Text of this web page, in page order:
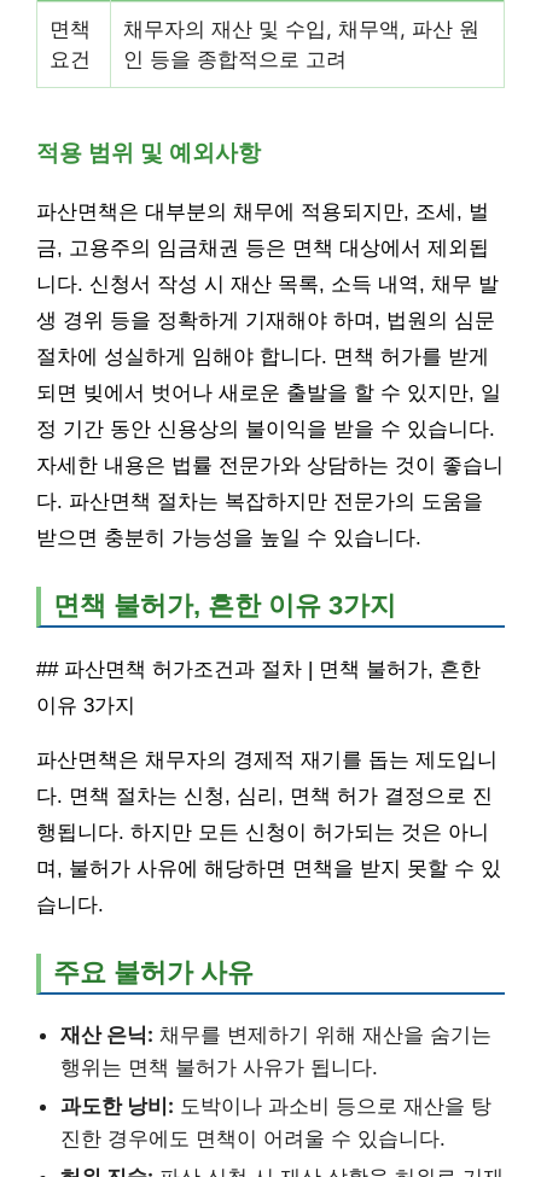
면책
요건
채무자의 재산 및 수입, 채무액, 파산 원
인 등을 종합적으로 고려
적용 범위 및 예외사항
파산면책은 대부분의 채무에 적용되지만, 조세, 벌
금, 고용주의 임금채권 등은 면책 대상에서 제외됩
니다. 신청서 작성 시 재산 목록, 소득 내역, 채무 발
생 경위 등을 정확하게 기재해야 하며, 법원의 심문
절차에 성실하게 임해야 합니다. 면책 허가를 받게
되면 빚에서 벗어나 새로운 출발을 할 수 있지만, 일
정 기간 동안 신용상의 불이익을 받을 수 있습니다.
자세한 내용은 법률 전문가와 상담하는 것이 좋습니
다. 파산면책 절차는 복잡하지만 전문가의 도움을
받으면 충분히 가능성을 높일 수 있습니다.
면책 불허가, 흔한 이유 3가지
## 파산면책 허가조건과 절차 | 면책 불허가, 흔한
이유 3가지
파산면책은 채무자의 경제적 재기를 돕는 제도입니
다. 면책 절차는 신청, 심리, 면책 허가 결정으로 진
행됩니다. 하지만 모든 신청이 허가되는 것은 아니
며, 불허가 사유에 해당하면 면책을 받지 못할 수 있
습니다.
주요 불허가 사유
재산 은닉: 채무를 변제하기 위해 재산을 숨기는
행위는 면책 불허가 사유가 됩니다.
과도한 낭비: 도박이나 과소비 등으로 재산을 탕
진한 경우에도 면책이 어려울 수 있습니다.